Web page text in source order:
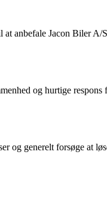
anbefale Jacon Biler A/
og hurtige respons
og generelt forsøge at